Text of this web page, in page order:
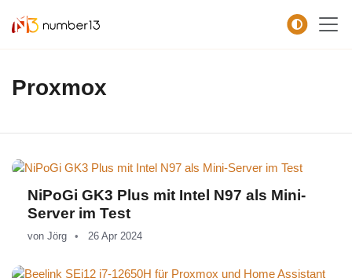
Proxmox
NiPoGi GK3 Plus mit Intel N97 als Mini-
Server im Test
von Jörg 26 Apr 2024